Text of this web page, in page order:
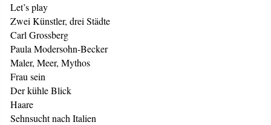
Let’s play
Zwei Künstler, drei Städte
Carl Grossberg
Paula Modersohn-Becker
Maler, Meer, Mythos
Frau sein
Der kühle Blick
Haare
Sehnsucht nach Italien